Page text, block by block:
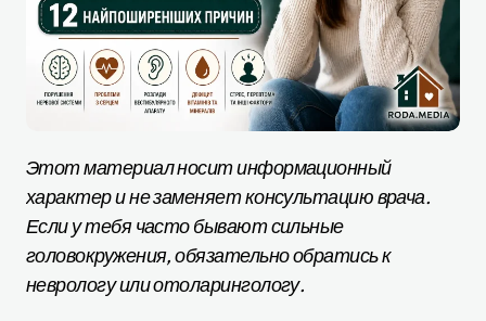
Этот материал носит информационный
характер и не заменяет консультацию врача.
Если у тебя часто бывают сильные
головокружения, обязательно обратись к
неврологу или отоларингологу.